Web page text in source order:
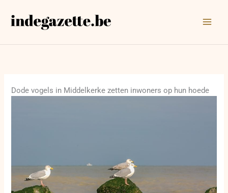
naar
Dode vogels in Middelkerke zetten inwoners op hun hoede